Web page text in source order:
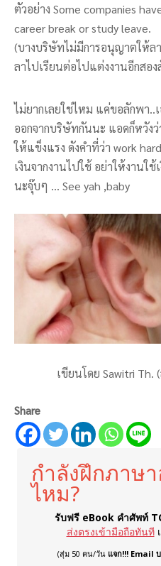
ตัวอย่าง Some companies
career break or study leave.
(บางบริษัทไม่มีการอนุญาตให้
ลาไปเรียนต่อไปแต่งงานอีกสอ
ไม่ยากเลยใช่ไหม แค่ขอลักพา..
ออกจากบริษัทกันนะ แอดก็หวัง
ให้แข็งแรง ดังคำที่ว่า work
เงินจากงานไปใช้ อย่าให้งานใช้
นะจุ๊บๆ … See yah ,baby
เขียนโดย Sawitri Th.
Share
กำลังฝึกภาษ
ไหม?
รับฟรี eBook คำศัพท์
ส่งตรงเข้ามือถือทันที
(สุ่ม 50 คน/วัน แจก!!! Email